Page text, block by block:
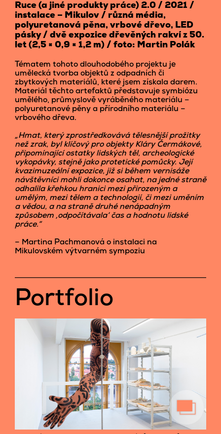
Ruce (a jiné produkty práce) 2.0 / 2021 /
instalace – Mikulov / různá média,
polyuretanová pěna, vrbové dřevo, LED
pásky / dvě expozice dřevěných rakví z 50.
let (2,5 × 0,9 × 1,2 m) / foto: Martin Polák
Tématem tohoto dlouhodobého projektu je
umělecká tvorba objektů z odpadních či
zbytkových materiálů, které jsem získala darem.
Materiál těchto artefaktů představuje symbiózu
umělého, průmyslově vyráběného materiálu –
polyuretanové pěny a přírodního materiálu –
vrbového dřeva.
„Hmat, který zprostředkovává tělesnější prožitky
než zrak, byl klíčový pro objekty Kláry Čermákové,
připomínající ostatky lidských těl, archeologické
vykopávky, stejně jako protetické pomůcky. Její
kvazimuzeální expozice, již si během vernisáže
návštěvníci mohli dokonce osahat, na jedné straně
odhalila křehkou hranici mezi přirozeným a
umělým, mezi tělem a technologií, či mezi uměním
a vědou, a na straně druhé nenápadným
způsobem ‚odpočítávala‘ čas a hodnotu lidské
práce.“
– Martina Pachmanová o instalaci na
Mikulovském výtvarném sympoziu
Portfolio